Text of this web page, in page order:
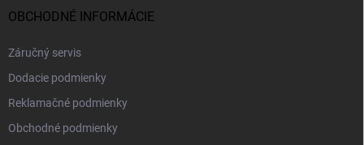
OBCHODNÉ INFORMÁCIE
Záručný servis
Dodacie podmienky
Reklamačné podmienky
Obchodné podmienky